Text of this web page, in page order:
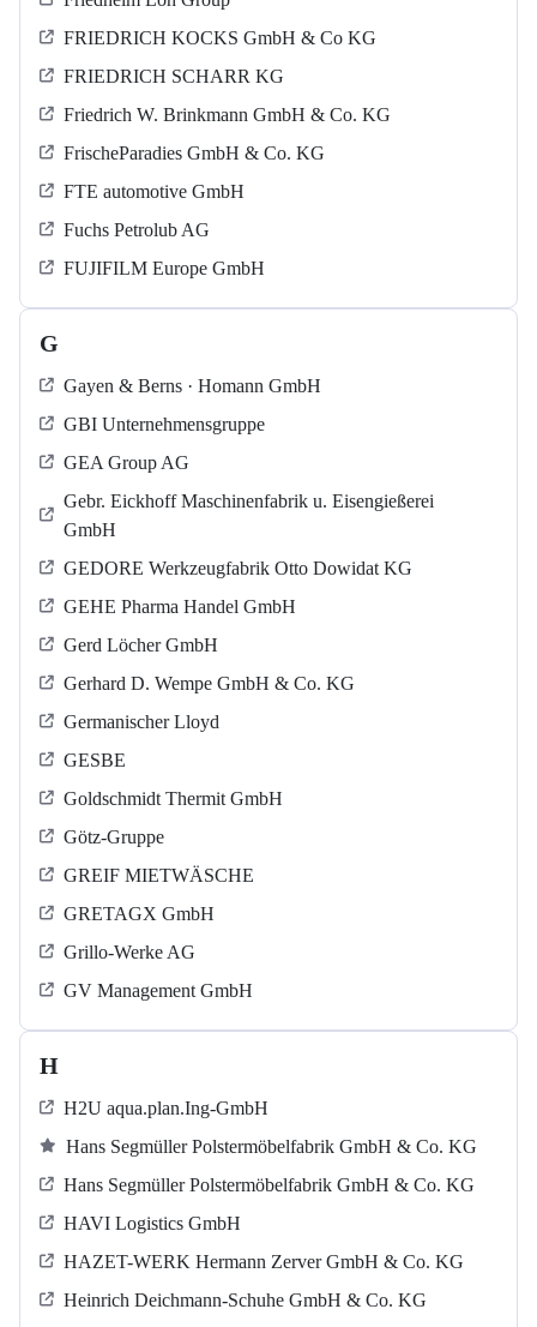
FRIEDRICH KOCKS GmbH & Co KG
FRIEDRICH SCHARR KG
Friedrich W. Brinkmann GmbH & Co. KG
FrischeParadies GmbH & Co. KG
FTE automotive GmbH
Fuchs Petrolub AG
FUJIFILM Europe GmbH
G
Gayen & Berns · Homann GmbH
GBI Unternehmensgruppe
GEA Group AG
Gebr. Eickhoff Maschinenfabrik u. Eisengießerei
GmbH
GEDORE Werkzeugfabrik Otto Dowidat KG
GEHE Pharma Handel GmbH
Gerd Löcher GmbH
Gerhard D. Wempe GmbH & Co. KG
Germanischer Lloyd
GESBE
Goldschmidt Thermit GmbH
Götz-Gruppe
GREIF MIETWÄSCHE
GRETAGX GmbH
Grillo-Werke AG
GV Management GmbH
H
H2U aqua.plan.Ing-GmbH
Hans Segmüller Polstermöbelfabrik GmbH & Co. KG
Hans Segmüller Polstermöbelfabrik GmbH & Co. KG
HAVI Logistics GmbH
HAZET-WERK Hermann Zerver GmbH & Co. KG
Heinrich Deichmann-Schuhe GmbH & Co. KG